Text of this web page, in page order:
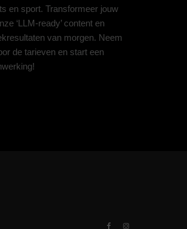
en sport. Transformeer jouw
‘LLM-ready’ content en
van morgen. Neem
de tarieven en start een